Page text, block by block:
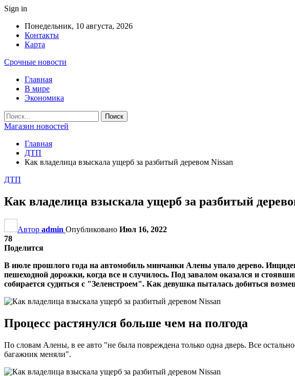
Sign in
Понедельник, 10 августа, 2026
Контакты
Карта
Срочные новости
Главная
В мире
Экономика
Магазин новостей
Главная
ДТП
Как владелица взыскала ущерб за разбитый деревом Nissan
ДТП
Как владелица взыскала ущерб за разбитый
Автор admin Опубликовано Июл 16, 2022
78
Поделится
В июле прошлого года на автомобиль минчанки Алены упало дерево.
пешеходной дорожки, когда все и случилось. Под завалом оказался и
собирается судиться с "Зеленстроем". Как девушка пыталась добиться
Процесс растянулся больше чем на полгода
По словам Алены, в ее авто "не была повреждена только одна дверь. Все
багажник меняли".